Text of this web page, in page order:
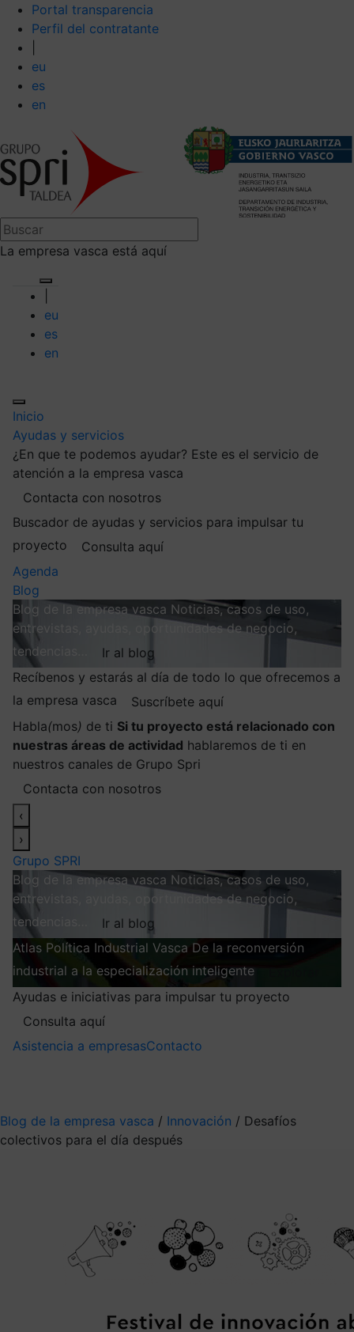
Portal transparencia
Perfil del contratante
eu
es
en
La empresa vasca está aquí
eu
es
en
Inicio
Ayudas y servicios
¿En que te podemos ayudar? Este es el servicio de
atención a la empresa vasca
Contacta con nosotros
Buscador de ayudas y servicios para impulsar tu
proyecto
Consulta aquí
Agenda
Blog
Blog de la empresa vasca Noticias, casos de uso,
entrevistas, ayudas, oportunidades de negocio,
tendencias…
Ir al blog
Recíbenos y estarás al día de todo lo que ofrecemos a
la empresa vasca
Suscríbete aquí
Habla(mos) de ti Si tu proyecto está relacionado con
nuestras áreas de actividad hablaremos de ti en
nuestros canales de Grupo Spri
Contacta con nosotros
‹
›
Grupo SPRI
Blog de la empresa vasca Noticias, casos de uso,
entrevistas, ayudas, oportunidades de negocio,
tendencias…
Ir al blog
Atlas Política Industrial Vasca De la reconversión
industrial a la especialización inteligente
Ayudas e iniciativas para impulsar tu proyecto
Consulta aquí
Asistencia a empresasContacto
Blog de la empresa vasca / Innovación / Desafíos
colectivos para el día después